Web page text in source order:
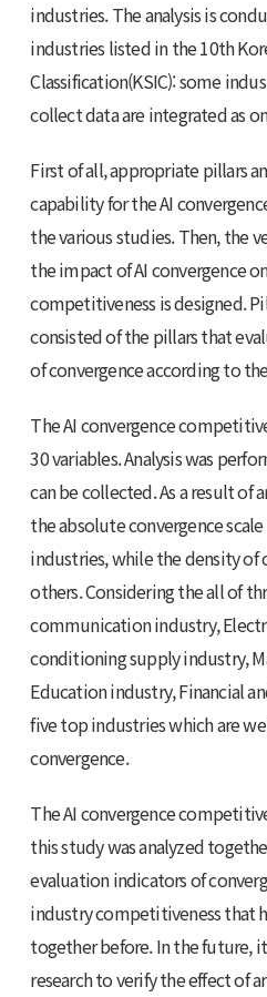
industries. The analysis is
industries listed in the 10th
Classification(KSIC): some
collect data are integrated as
First of all, appropriate pillars
capability for the AI
the various studies. Then, the
the impact of AI convergence
competitiveness is designed.
consisted of the pillars that
of convergence according to
The AI convergence
30 variables. Analysis was
can be collected. As a result of
the absolute convergence
industries, while the density of
others. Considering the all of
communication industry,
conditioning supply industry,
Education industry, Financial
five top industries which are
convergence.
The AI convergence
this study was analyzed
evaluation indicators of
industry competitiveness that
together before. In the future,
research to verify the effect of